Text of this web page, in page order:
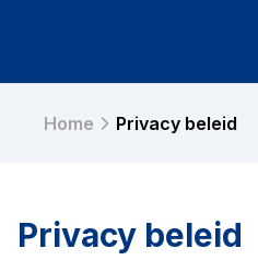
Home Privacy beleid
Privacy beleid